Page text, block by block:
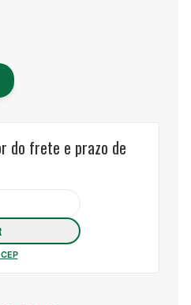
do frete e prazo de